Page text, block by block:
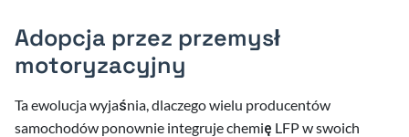
Adopcja przez przemysł
motoryzacyjny
Ta ewolucja wyjaśnia, dlaczego wielu producentów
samochodów ponownie integruje chemię LFP w swoich